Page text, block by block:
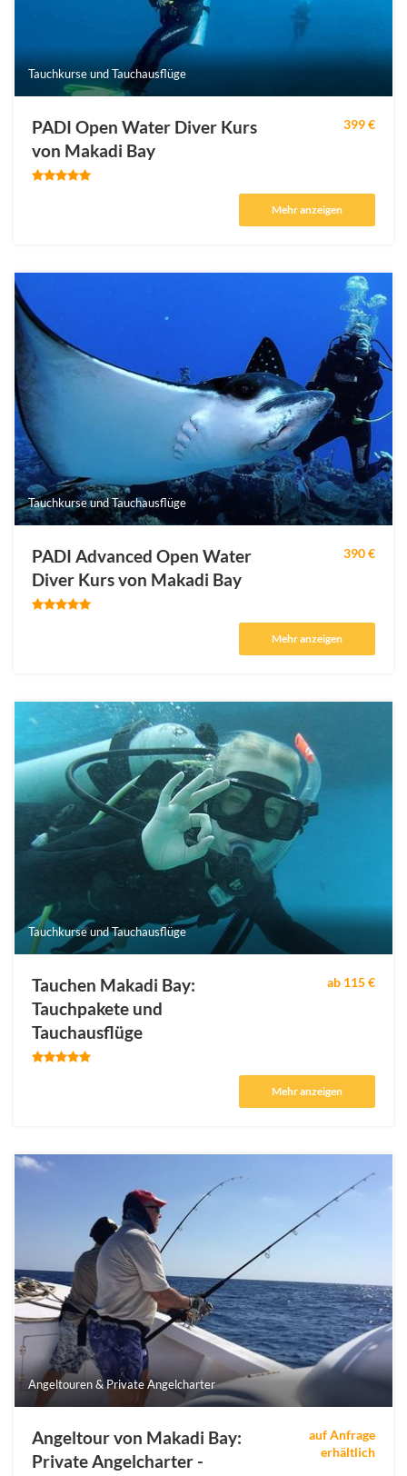
Tauchkurse und Tauchausflüge
PADI Open Water Diver Kurs
von Makadi Bay
399 €
Mehr anzeigen
Tauchkurse und Tauchausflüge
PADI Advanced Open Water
Diver Kurs von Makadi Bay
390 €
Mehr anzeigen
Tauchkurse und Tauchausflüge
Tauchen Makadi Bay:
Tauchpakete und
Tauchausflüge
ab 115 €
Mehr anzeigen
Angeltouren & Private Angelcharter
Angeltour von Makadi Bay:
Private Angelcharter -
auf Anfrage
erhältlich